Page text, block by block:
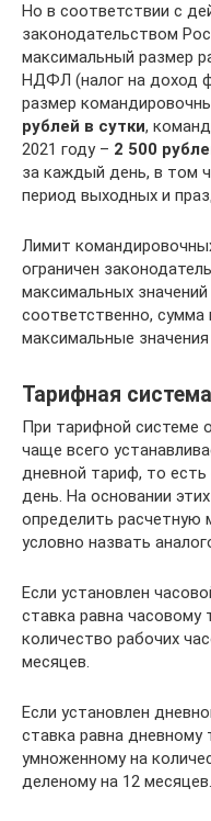
Но в соответствии с
законодательством
максимальный размер
НДФЛ (налог на доход
размер
рублей в сутки,
2021 году – 2 500
за каждый день, в том
период выходных и
Лимит
ограничен
максимальных значений
соответственно,
максимальные
Тарифная система
При тарифной системе
чаще всего
дневной тариф, то
день. На основании
определить расчетную
условно назвать
Если установлен
ставка равна часовому
количество рабочих
месяцев.
Если установлен
ставка равна дневному
умноженному на
деленому на 12 месяцев.